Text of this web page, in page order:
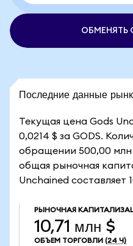
ОБМЕНЯТЬ
Последние данные
Текущая цена Gods
0,0214 $ за GODS.
обращении 500,00 млн
общая рыночная
Unchained составляет
РЫНОЧНАЯ
10,71 млн $
ОБЪЕМ ТОРГОВЛИ (24 Ч)